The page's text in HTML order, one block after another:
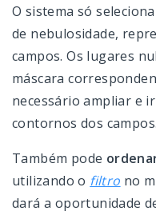
O sistema só
de nebulosidade,
campos. Os lugares
máscara
necessário ampliar e
contornos dos campos.
Também pode
utilizando o filtro no
dará a oportunidade